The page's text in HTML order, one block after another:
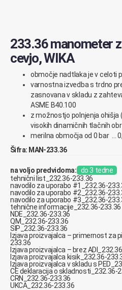
233.36 manometer
cevjo, WIKA
območje nadtlaka je v celoti
varnostna izvedba s trdno
zasnovana v skladu z
ASME B40.100
z možnostjo polnjenja ohišja
visokih dinamičnih tlačnih
merilna območja od 0 bar …
Šifra: MAN-233.36
na voljo predvidoma: do 3 tedne
tehnični list_232.36-233.36
navodilo za uporabo #1_232.36-
navodilo za uporabo #2_232.36-
navodilo za uporabo #3_232.36-
tehnične informacije_232.36-233.36
NDE_232.36-233.36
QM_232.36-233.36
SIP_232.36-233.36
Izjava proizvajalca – primernost za
233.36
Izjava proizvajalca – brez
Izjava proizvajalca kisik_232.36-
Izjava proizvajalca v skladu s
CE deklaracija o skladnosti_232.36-
CRN_232.36-233.36
UKCA_232.36-233.36